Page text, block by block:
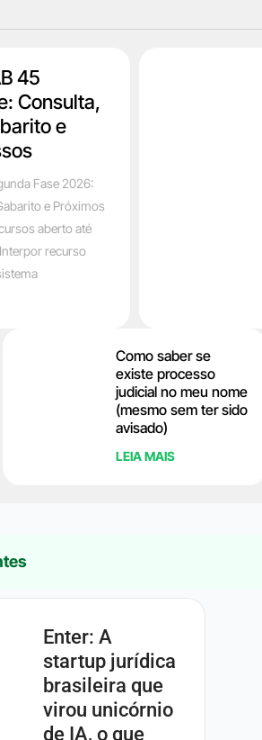
45
Consulta,
e
Fase 2026:
e Próximos
aberto até
recurso
Como saber se
existe processo
judicial no meu nome
(mesmo sem ter sido
avisado)
LEIA MAIS
Enter: A
startup jurídica
brasileira que
virou unicórnio
de IA, o que